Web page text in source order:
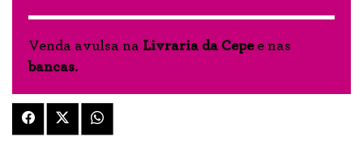
Venda avulsa na Livraria da Cepee nas
bancas.